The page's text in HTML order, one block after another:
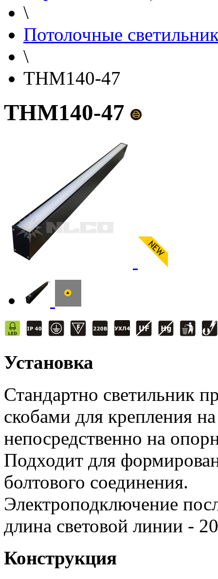
\
Потолочные
\
THM140-47
THM140-47
Установка
Стандартно светильник
скобами для крепления
непосредственно на
Подходит для
болтового соединения.
Электроподключение
длина световой линии -
Конструкция